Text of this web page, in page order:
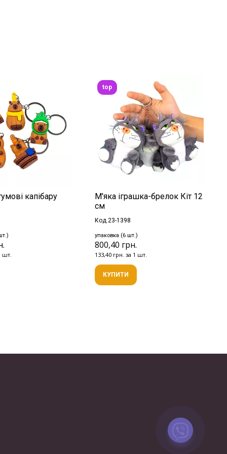
капібару
шт.
М'яка іграшка-брелок Кіт 12
см
Код 23-1398
упаковка (6 шт.)
800,40 грн.
133,40 грн. за 1 шт.
top
КУПИТИ